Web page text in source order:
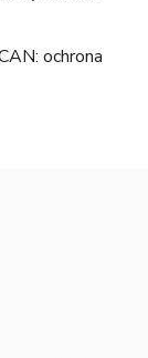
ochrona